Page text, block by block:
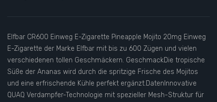
Elfbar CR600 Einweg E-Zigarette Pineapple Mojito 20mg Einweg
E-Zigarette der Marke Elfbar mit bis zu 600 Zügen und vielen
verschiedenen tollen Geschmäckern. GeschmackDie tropische
Süße der Ananas wird durch die spritzige Frische des Mojitos
und eine erfrischende Kühle perfekt ergänzt.DatenInnovative
QUAQ Verdampfer-Technologie mit spezieller Mesh-Struktur für